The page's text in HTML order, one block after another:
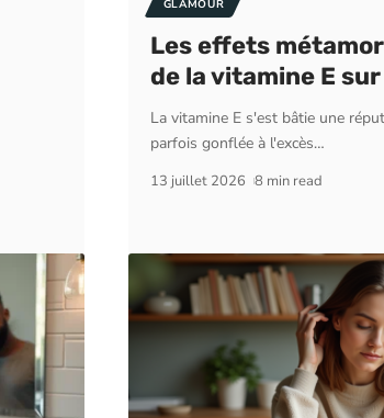
GLAMOUR
Les effets
de la vitamine E
La vitamine E s'est bâtie une
parfois gonflée à l'excès…
13 juillet 2026 8 min read